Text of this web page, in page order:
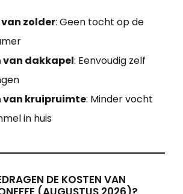
zolder: Geen tocht op de
van dakkapel: Eenvoudig zelf
van kruipruimte: Minder vocht
in huis
DE KOSTEN VAN